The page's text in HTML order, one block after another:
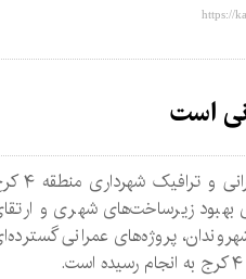
است
معاون امور عمرانی و
بهبود زیرساخت‌های شهری و
پروژه‌های عمرانی